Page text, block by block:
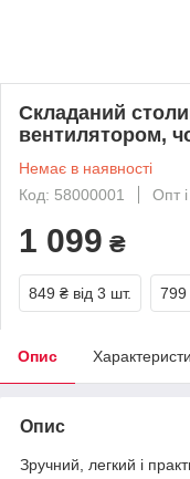
Складаний
вентилятором,
Немає в наявності
Код: 58000001
Опт
1 099 ₴
849 ₴ від 3 шт. 799
Опис
Опис
Зручний, легкий і